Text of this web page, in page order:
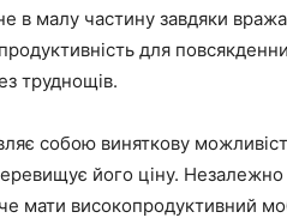
в малу частину завдяки
для
труднощів.
собою виняткову
його ціну. Незалежно
мати високопродуктивний